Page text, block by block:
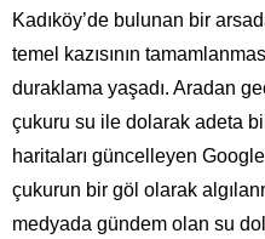
Kadıköy’de bulunan bir
temel kazısının
duraklama yaşadı. Aradan
çukuru su ile dolarak adeta
haritaları güncelleyen
çukurun bir göl olarak
medyada gündem olan su